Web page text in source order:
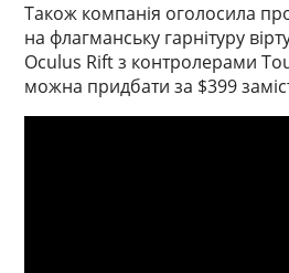
Також компанія оголосила
на флагманську гарнітуру
Oculus Rift з контролерами
можна придбати за $399